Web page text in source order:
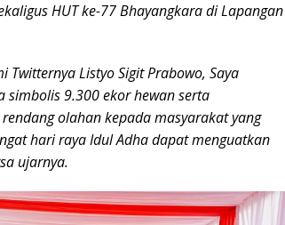
HUT ke-77 Bhayangkara di Lapangan
Listyo Sigit Prabowo, Saya
simbolis 9.300 ekor hewan serta
olahan kepada masyarakat yang
hari raya Idul Adha dapat menguatkan
ujarnya.